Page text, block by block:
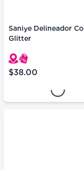
Saniye Delineador
Glitter
$38.00
precio actual